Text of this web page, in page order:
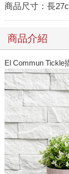
商品尺寸： 長
商品介紹
El Commun Tickle